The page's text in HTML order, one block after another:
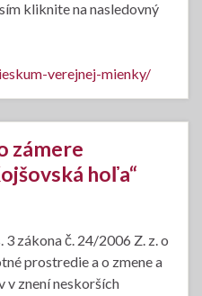
kliknite na nasledovný
verejnej-mienky/
zámere
hoľa“
zákona č. 24/2006 Z. z. o
prostredie a o zmene a
v znení neskorších